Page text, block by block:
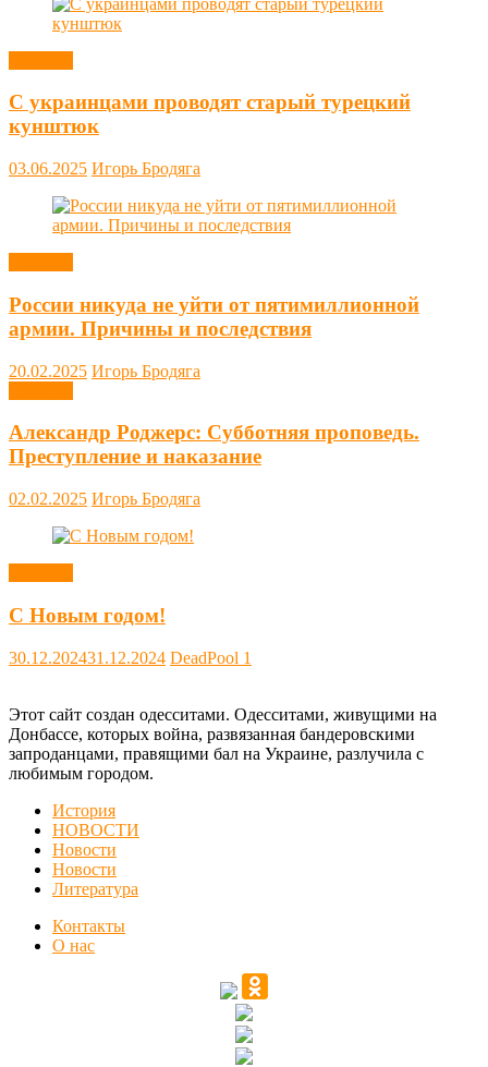
С украинцами проводят старый турецкий
кунштюк
03.06.2025 Игорь Бродяга
России никуда не уйти от пятимиллионной
армии. Причины и последствия
20.02.2025 Игорь Бродяга
Александр Роджерс: Субботняя проповедь.
Преступление и наказание
02.02.2025 Игорь Бродяга
С Новым годом!
30.12.202431.12.2024 DeadPool 1
Этот сайт создан одесситами. Одесситами, живущими на
Донбассе, которых война, развязанная бандеровскими
запроданцами, правящими бал на Украине, разлучила с
любимым городом.
История
НОВОСТИ
Новости
Новости
Литература
Контакты
О нас